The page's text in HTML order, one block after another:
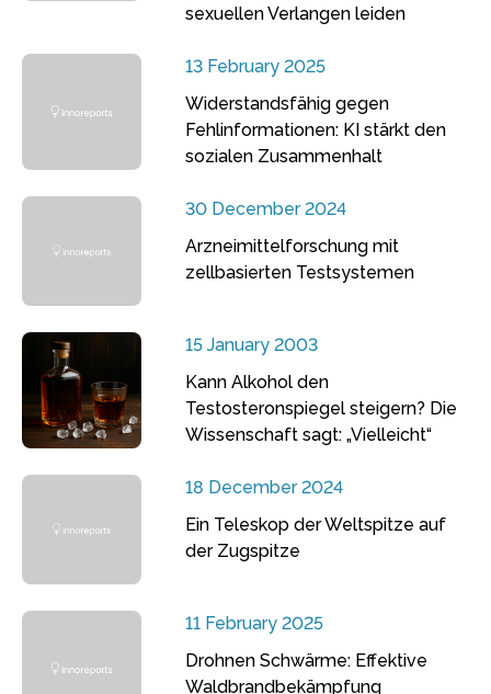
sexuellen Verlangen leiden
13 February 2025
Widerstandsfähig gegen
Fehlinformationen: KI stärkt den
sozialen Zusammenhalt
30 December 2024
Arzneimittelforschung mit
zellbasierten Testsystemen
15 January 2003
Kann Alkohol den
Testosteronspiegel steigern? Die
Wissenschaft sagt: „Vielleicht“
18 December 2024
Ein Teleskop der Weltspitze auf
der Zugspitze
11 February 2025
Drohnen Schwärme: Effektive
Waldbrandbekämpfung